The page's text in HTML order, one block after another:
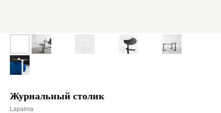
Журнальный столик
Lapalma